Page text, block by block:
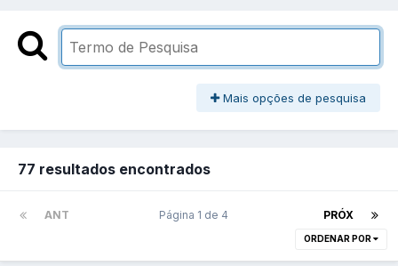
Mais opções de pesquisa
77 resultados encontrados
ANT PRÓX
Página 1 de 4
ORDENAR POR